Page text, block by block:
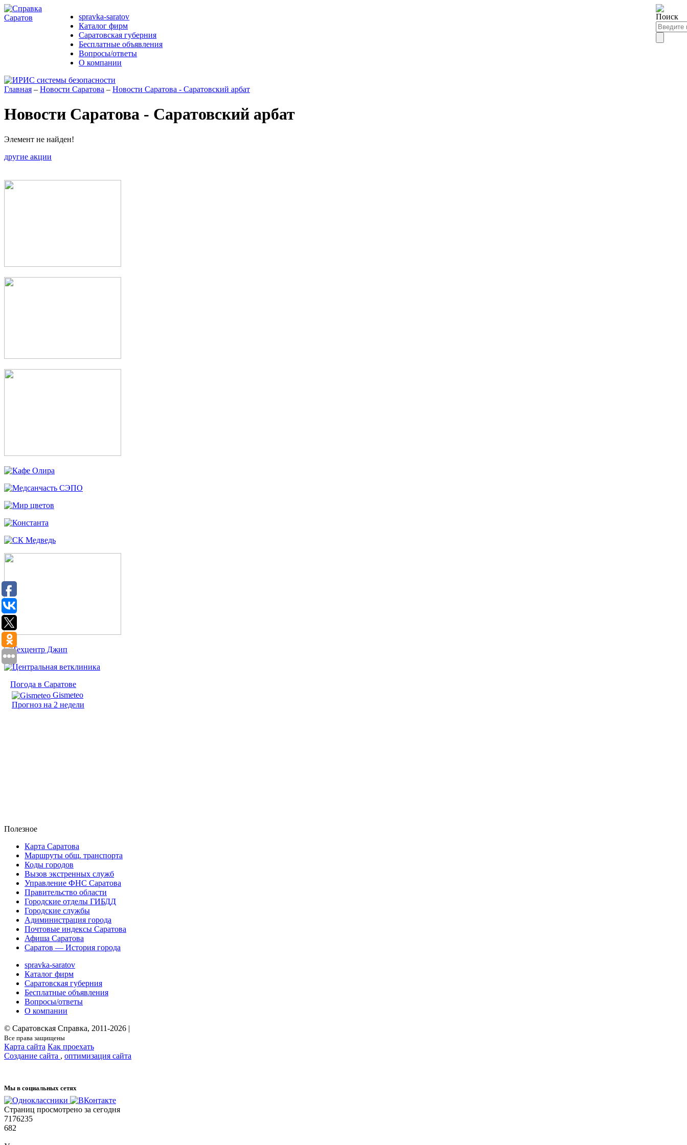
spravka-saratov
Каталог фирм
Саратовская губерния
Бесплатные объявления
Вопросы/ответы
О компании
Главная – Новости Саратова – Новости Саратова - Саратовский арбат
Новости Саратова - Саратовский арбат
Элемент не найден!
другие акции
Погода в Саратове
Gismeteo
Прогноз на 2 недели
Полезное
Карта Саратова
Маршруты общ. транспорта
Коды городов
Вызов экстренных служб
Управление ФНС Саратова
Правительство области
Городские отделы ГИБДД
Городские службы
Адиминистрация города
Почтовые индексы Саратова
Афиша Саратова
Саратов — История города
spravka-saratov
Каталог фирм
Саратовская губерния
Бесплатные объявления
Вопросы/ответы
О компании
© Саратовская Справка, 2011-2026 |
Все права защищены
Карта сайта Как проехать
Создание сайта , оптимизация сайта
Мы в социальных сетях
Страниц просмотрено за сегодня
7176235
682